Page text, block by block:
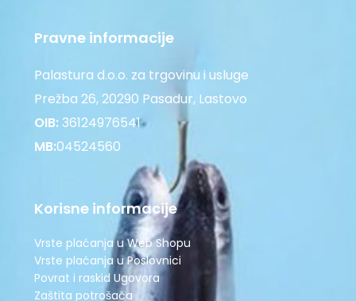
Pravne informacije
Palastura d.o.o. za trgovinu i usluge
Prežba 26, 20290 Pasadur, Lastovo
OIB:36124976541
MB:04524560
Korisne informacije
Vrste plaćanja u Web Shopu
Vrste plaćanja u Poslovnici
Povrat i raskid Ugovora
Zaštita potrošača